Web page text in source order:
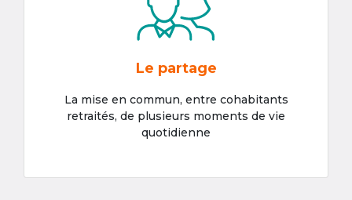
Le partage
La mise en commun, entre cohabitants
retraités, de plusieurs moments de vie
quotidienne